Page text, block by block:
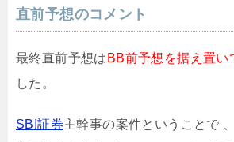
直前予想のコメント
最終直前予想は BB前予想を据え置い
した。
SBI証券主幹事の案件ということで